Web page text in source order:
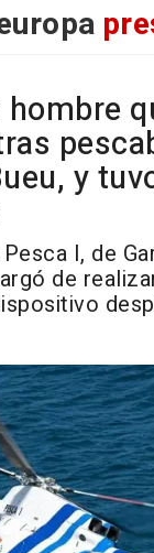
hombre
y
I, de
de